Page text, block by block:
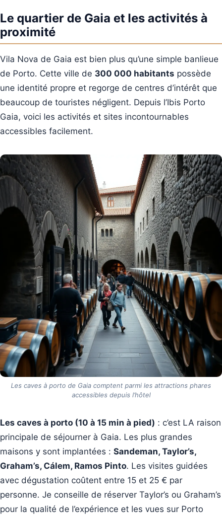
Le quartier de Gaia et les activités à
proximité
Vila Nova de Gaia est bien plus qu’une simple banlieue
de Porto. Cette ville de 300 000 habitants possède
une identité propre et regorge de centres d’intérêt que
beaucoup de touristes négligent. Depuis l’Ibis Porto
Gaia, voici les activités et sites incontournables
accessibles facilement.
Les caves à porto de Gaia comptent parmi les attractions phares
accessibles depuis l’hôtel
Les caves à porto (10 à 15 min à pied) : c’est LA raison
principale de séjourner à Gaia. Les plus grandes
maisons y sont implantées : Sandeman, Taylor’s,
Graham’s, Cálem, Ramos Pinto. Les visites guidées
avec dégustation coûtent entre 15 et 25 € par
personne. Je conseille de réserver Taylor’s ou Graham’s
pour la qualité de l’expérience et les vues sur Porto